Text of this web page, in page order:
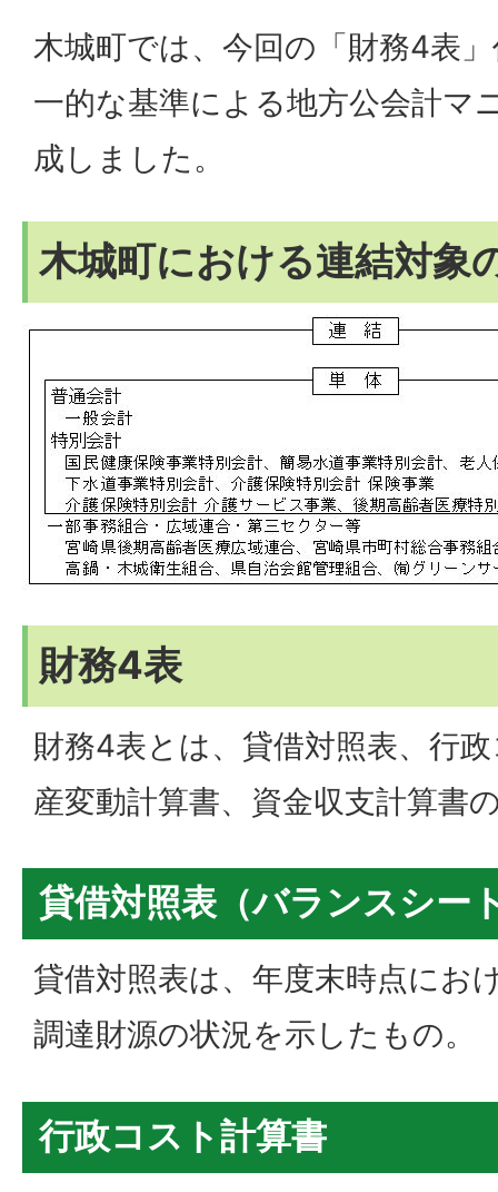
木城町では、今回の「財務4表
一的な基準による地方公会計マ
成しました。
木城町における連結対象
財務4表
財務4表とは、貸借対照表、行
産変動計算書、資金収支計算書
貸借対照表（バランスシー
貸借対照表は、年度末時点にお
調達財源の状況を示したもの。
行政コスト計算書